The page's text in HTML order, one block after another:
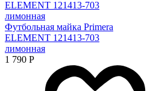
Футбольная майка Primera
ELEMENT 121413-703
лимонная
1 790 Р